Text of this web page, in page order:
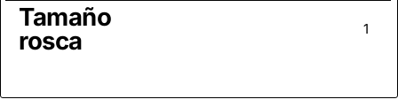
Tamaño
rosca 1